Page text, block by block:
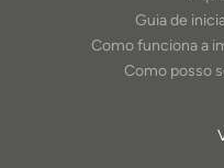
Guia de
Como funciona a
Como posso